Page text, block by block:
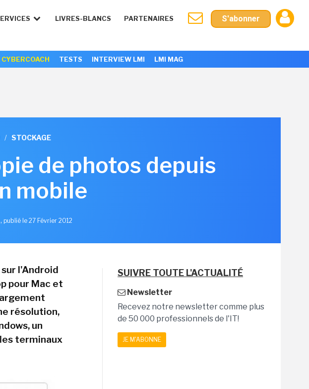
LIVRES-BLANCS PARTENAIRES S'abonner
CYBERCOACH TESTS INTERVIEW LMI LMI MAG
/ STOCKAGE
de photos depuis
mobile
, publié le 27 Février 2012
l'Android
pour Mac et
résolution,
un
terminaux
SUIVRE TOUTE L'ACTUALITÉ
Newsletter
Recevez notre newsletter comme plus
de 50 000 professionnels de l'IT!
JE M'ABONNE